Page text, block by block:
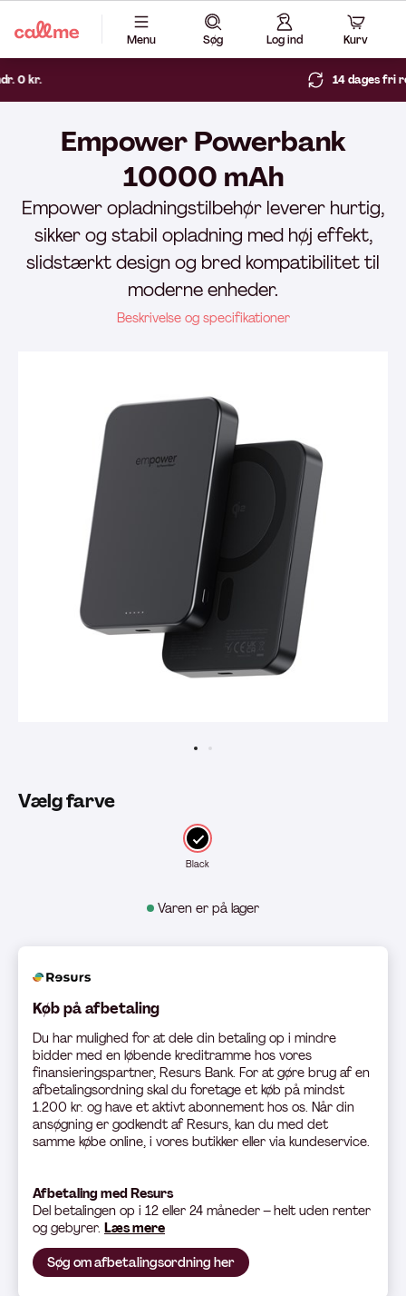
Menu Søg Log ind Kurv
Varen er på lager
Empower Powerbank
10000 mAh
Empower opladningstilbehør leverer hurtig,
sikker og stabil opladning med høj effekt,
slidstærkt design og bred kompatibilitet til
moderne enheder.
Beskrivelse og specifikationer
Vælg farve
Black
Køb på afbetaling
Du har mulighed for at dele din betaling op i mindre
bidder med en løbende kreditramme hos vores
finansieringspartner, Resurs Bank. For at gøre brug af en
afbetalingsordning skal du foretage et køb på mindst
1.200 kr. og have et aktivt abonnement hos os. Når din
ansøgning er godkendt af Resurs, kan du med det
samme købe online, i vores butikker eller via kundeservice.
Afbetaling med Resurs
Del betalingen op i 12 eller 24 måneder – helt uden renter
og gebyrer. Læs mere
Søg om afbetalingsordning her